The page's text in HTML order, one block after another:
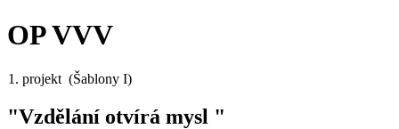
OP VVV
1. projekt (Šablony I)
"Vzdělání otvírá mysl "